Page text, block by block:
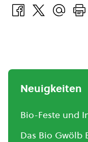
Neuigkeiten
Bio-Feste und
Das Bio Gwölb